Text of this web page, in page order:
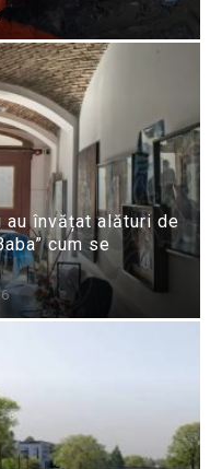
au învățat alături de
cum se